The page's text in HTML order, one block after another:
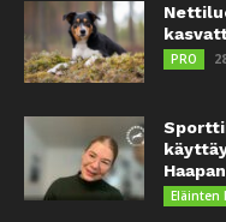
PRO
Eläinten